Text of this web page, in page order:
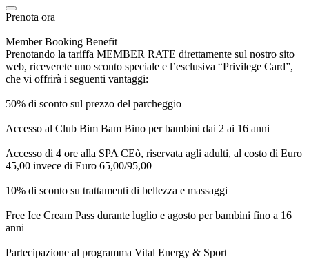
Prenota ora
Member Booking Benefit
Prenotando la tariffa MEMBER RATE direttamente sul nostro sito
web, riceverete uno sconto speciale e l’esclusiva “Privilege Card”,
che vi offrirà i seguenti vantaggi:
50% di sconto sul prezzo del parcheggio
Accesso al Club Bim Bam Bino per bambini dai 2 ai 16 anni
Accesso di 4 ore alla SPA CEò, riservata agli adulti, al costo di Euro
45,00 invece di Euro 65,00/95,00
10% di sconto su trattamenti di bellezza e massaggi
Free Ice Cream Pass durante luglio e agosto per bambini fino a 16
anni
Partecipazione al programma Vital Energy & Sport